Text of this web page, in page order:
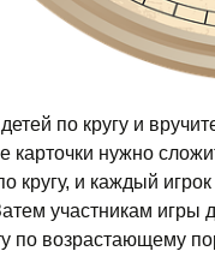
по кругу и
карточки нужно
кругу, и каждый
участникам игры
по возрастающему